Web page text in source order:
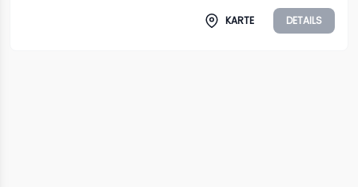
KARTE DETAILS